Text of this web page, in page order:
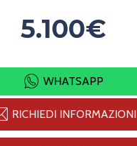
5.100€
RICHIEDI INFORMAZIONI
WHATSAPP